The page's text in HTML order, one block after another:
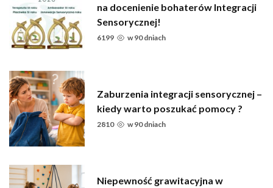
na docenienie bohaterów Integracji
Sensorycznej!
6199 w90 dniach
Zaburzenia integracji sensorycznej –
kiedy warto poszukać pomocy ?
2810 w90 dniach
Niepewność grawitacyjna w